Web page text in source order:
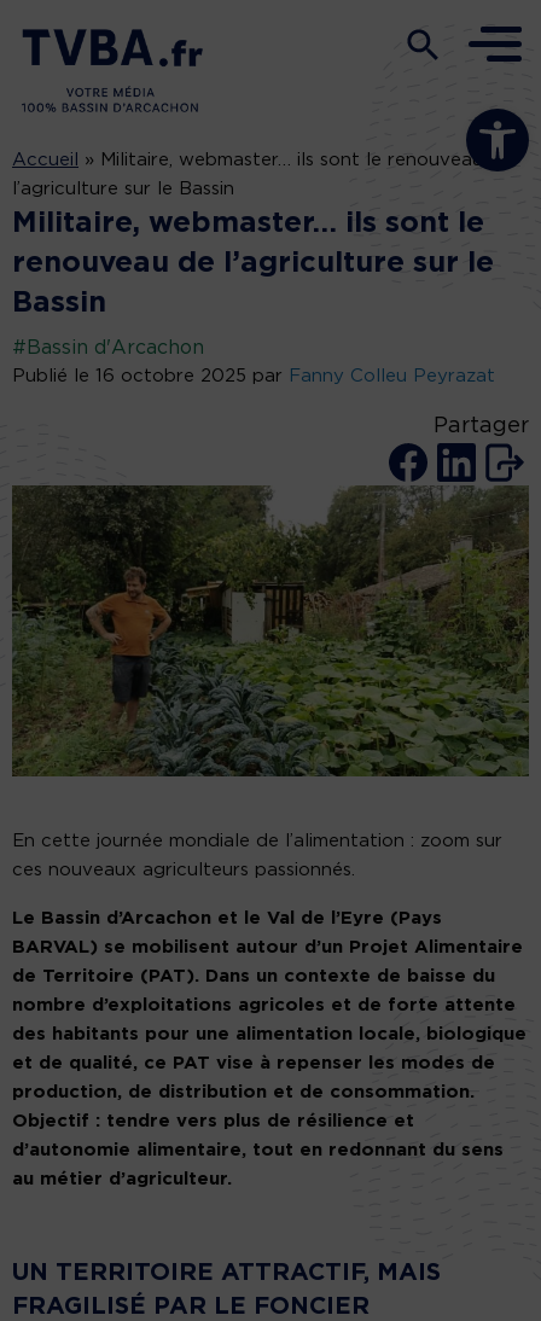
Ouvrir la
Accueil » Militaire, webmaster… ils sont le renouveau de
l’agriculture sur le Bassin
Militaire, webmaster… ils sont le
renouveau de l’agriculture sur le
Bassin
#Bassin d'Arcachon
Publié le 16 octobre 2025 par Fanny Colleu Peyrazat
Partager
En cette journée mondiale de l’alimentation : zoom sur
ces nouveaux agriculteurs passionnés.
Le Bassin d’Arcachon et le Val de l’Eyre (Pays
BARVAL) se mobilisent autour d’un Projet Alimentaire
de Territoire (PAT). Dans un contexte de baisse du
nombre d’exploitations agricoles et de forte attente
des habitants pour une alimentation locale, biologique
et de qualité, ce PAT vise à repenser les modes de
production, de distribution et de consommation.
Objectif : tendre vers plus de résilience et
d’autonomie alimentaire, tout en redonnant du sens
au métier d’agriculteur.
UN TERRITOIRE ATTRACTIF, MAIS
FRAGILISÉ PAR LE FONCIER